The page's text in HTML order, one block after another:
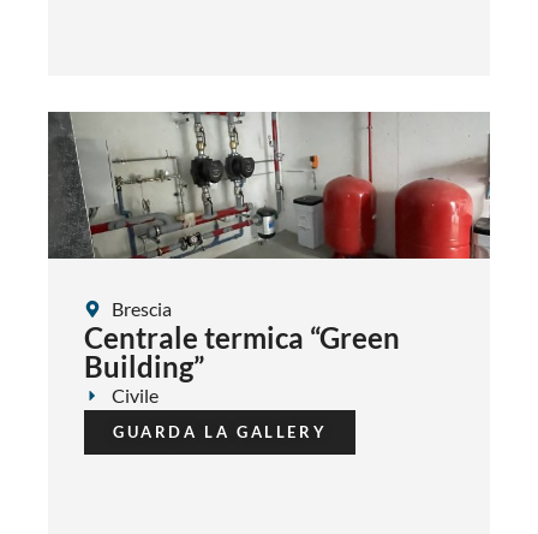
Brescia
Centrale termica “Green
Building”
Civile
GUARDA LA GALLERY